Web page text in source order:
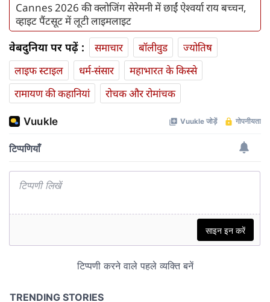
Cannes 2026 की क्लोजिंग सेरेमनी में छाईं ऐश्वर्या राय बच्चन,
व्हाइट पैंटसूट में लूटी लाइमलाइट
वेबदुनिया पर पढ़ें : समाचार बॉलीवुड
ज्योतिष
लाइफ स्‍टाइल
धर्म-संसार
महाभारत के किस्से
रामायण की कहानियां
रोचक और रोमांचक